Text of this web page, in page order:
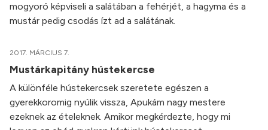
mogyoró képviseli a salátában a fehérjét, a hagyma és a
mustár pedig csodás ízt ad a salátának.
2017. MÁRCIUS 7.
Mustárkapitány hústekercse
A különféle hústekercsek szeretete egészen a
gyerekkoromig nyúlik vissza, Apukám nagy mestere
ezeknek az ételeknek. Amikor megkérdezte, hogy mi